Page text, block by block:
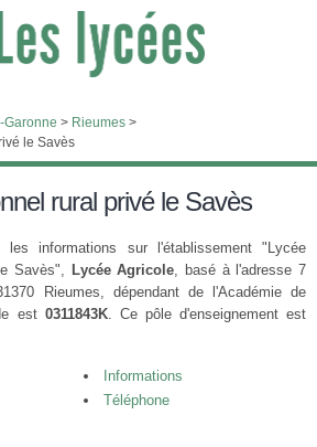
Garonne > Rieumes >
le Savès
rural privé le Savès
informations sur l'établissement "Lycée
Savès", Lycée Agricole, basé à l'adresse 7
Rieumes, dépendant de l'Académie de
est 0311843K. Ce pôle d'enseignement est
Informations
Téléphone